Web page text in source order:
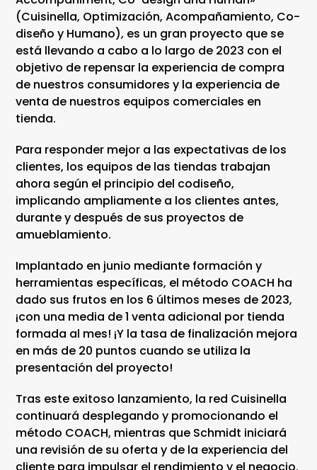
(Cuisinella, Optimización, Acompañamiento, Co-
diseño y Humano), es un gran proyecto que se
está llevando a cabo a lo largo de 2023 con el
objetivo de repensar la experiencia de compra
de nuestros consumidores y la experiencia de
venta de nuestros equipos comerciales en
tienda.
Para responder mejor a las expectativas de los
clientes, los equipos de las tiendas trabajan
ahora según el principio del codiseño,
implicando ampliamente a los clientes antes,
durante y después de sus proyectos de
amueblamiento.
Implantado en junio mediante formación y
herramientas específicas, el método COACH ha
dado sus frutos en los 6 últimos meses de 2023,
¡con una media de 1 venta adicional por tienda
formada al mes! ¡Y la tasa de finalización mejora
en más de 20 puntos cuando se utiliza la
presentación del proyecto!
Tras este exitoso lanzamiento, la red Cuisinella
continuará desplegando y promocionando el
método COACH, mientras que Schmidt iniciará
una revisión de su oferta y de la experiencia del
cliente para impulsar el rendimiento y el negocio.